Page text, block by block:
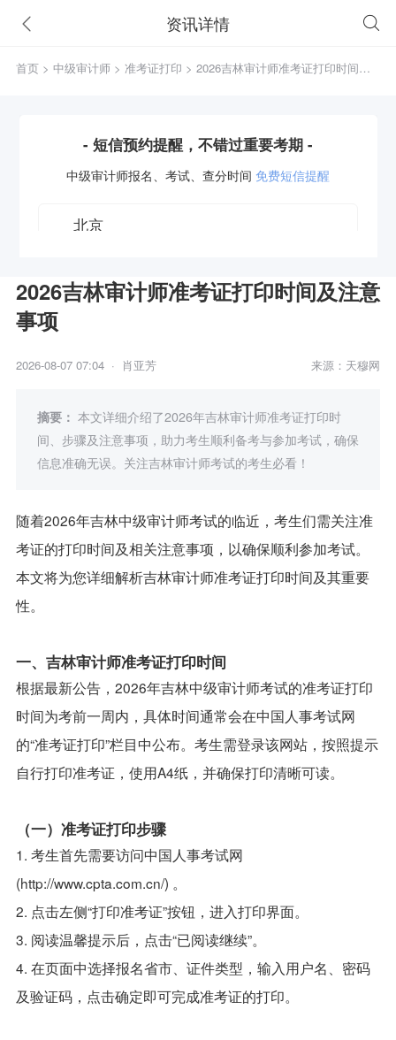
资讯详情
首页 > 中级审计师 > 准考证打印
- 短信预约提醒，不错过重要考期 -
中级审计师报名、考试、查分时间 免费短信提醒
2026吉林审计师准考证打印时间及注意
事项
2026-08-07 07:04 · 肖亚芳 来源：天穆网
摘要： 本文详细介绍了2026年吉林审计师准考证打印时
间、步骤及注意事项，助力考生顺利备考与参加考试，确保
信息准确无误。关注吉林审计师考试的考生必看！
随着2026年吉林中级审计师考试的临近，考生们需关注准
考证的打印时间及相关注意事项，以确保顺利参加考试。
本文将为您详细解析吉林审计师准考证打印时间及其重要
性。
一、吉林审计师准考证打印时间
根据最新公告，2026年吉林中级审计师考试的准考证打印
时间为考前一周内，具体时间通常会在中国人事考试网
的“准考证打印”栏目中公布。考生需登录该网站，按照提示
自行打印准考证，使用A4纸，并确保打印清晰可读。
（一）准考证打印步骤
1. 考生首先需要访问中国人事考试网
(http://www.cpta.com.cn/) 。
2. 点击左侧“打印准考证”按钮，进入打印界面。
3. 阅读温馨提示后，点击“已阅读继续”。
4. 在页面中选择报名省市、证件类型，输入用户名、密码
及验证码，点击确定即可完成准考证的打印。